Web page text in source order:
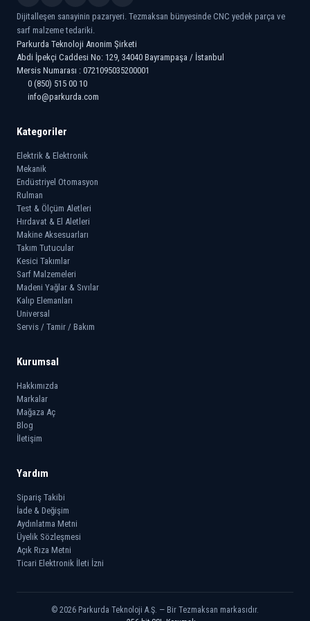
Dijitalleşen sanayinin pazaryeri. Tezmaksan bünyesinde CNC yedek parça ve
sarf malzeme tedariki.
Parkurda Teknoloji Anonim Şirketi
Abdi İpekçi Caddesi No: 129, 34040 Bayrampaşa / İstanbul
Mersis Numarası : 0721095035200001
0 (850) 515 00 10
info@parkurda.com
Kategoriler
Elektrik & Elektronik
Mekanik
Endüstriyel Otomasyon
Rulman
Test & Ölçüm Aletleri
Hırdavat & El Aletleri
Makine Aksesuarları
Takım Tutucular
Kesici Takımlar
Sarf Malzemeleri
Madeni Yağlar & Sıvılar
Kalıp Elemanları
Universal
Servis / Tamir / Bakım
Kurumsal
Hakkımızda
Markalar
Mağaza Aç
Blog
İletişim
Yardım
Sipariş Takibi
İade & Değişim
Aydınlatma Metni
Üyelik Sözleşmesi
Açık Rıza Metni
Ticari Elektronik İleti İzni
© 2026 Parkurda Teknoloji A.Ş. — Bir Tezmaksan markasıdır.